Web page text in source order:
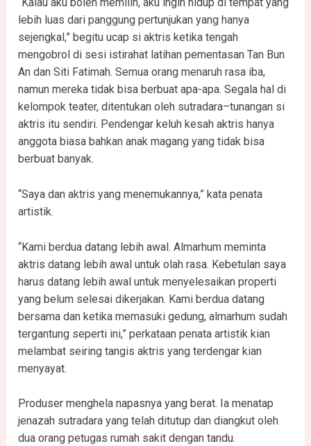
“Kalau aku boleh memilih, aku ingin hidup di tempat yang
lebih luas dari panggung pertunjukan yang hanya
sejengkal,” begitu ucap si aktris ketika tengah
mengobrol di sesi istirahat latihan pementasan Tan Bun
An dan Siti Fatimah. Semua orang menaruh rasa iba,
namun mereka tidak bisa berbuat apa-apa. Segala hal di
kelompok teater, ditentukan oleh sutradara–tunangan si
aktris itu sendiri. Pendengar keluh kesah aktris hanya
anggota biasa bahkan anak magang yang tidak bisa
berbuat banyak.
“Saya dan aktris yang menemukannya,” kata penata
artistik.
“Kami berdua datang lebih awal. Almarhum meminta
aktris datang lebih awal untuk olah rasa. Kebetulan saya
harus datang lebih awal untuk menyelesaikan properti
yang belum selesai dikerjakan. Kami berdua datang
bersama dan ketika memasuki gedung, almarhum sudah
tergantung seperti ini,” perkataan penata artistik kian
melambat seiring tangis aktris yang terdengar kian
menyayat.
Produser menghela napasnya yang berat. Ia menatap
jenazah sutradara yang telah ditutup dan diangkut oleh
dua orang petugas rumah sakit dengan tandu.